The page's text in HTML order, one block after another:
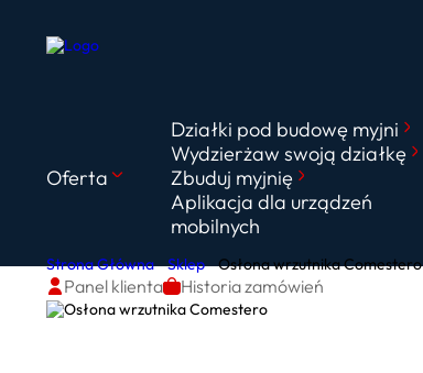
Oferta
Działki pod budowę myjni
Wydzierżaw swoją działkę
Zbuduj myjnię
Aplikacja dla urządzeń
mobilnych
Panel klienta Historia zamówień
Strona Główna Sklep Osłona wrzutnika Comestero